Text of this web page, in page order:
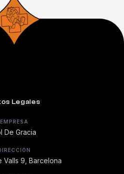
Legales
EMPRESA
De Gracia
Valls 9, Barcelona